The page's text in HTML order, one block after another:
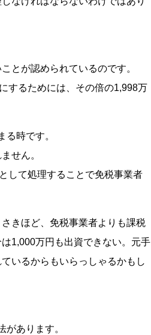
とが認められているのです。
するためには、その倍の1,998万
時です。
せん。
して処理することで免税事業者
きほど、免税事業者よりも課税
1,000万円も出資できない。元手
いるからもいらっしゃるかもし
あります。